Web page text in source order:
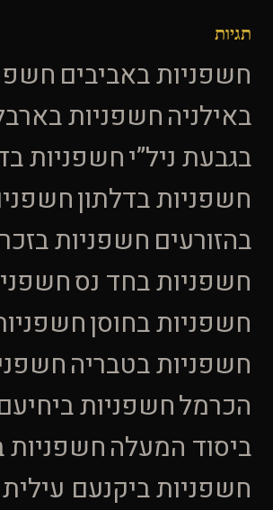
תגיות
חשפניות באביבים
באילניהחשפניות
בגבעת ניל”יחשפניות
חשפניות בדלתון
בהזורעים חשפניות
חשפניות בחד נס
חשפניות בחוסן
חשפניות בטבריה
הכרמלחשפניות
ביסוד המעלהחשפניות
חשפניות ביקנעם עילית